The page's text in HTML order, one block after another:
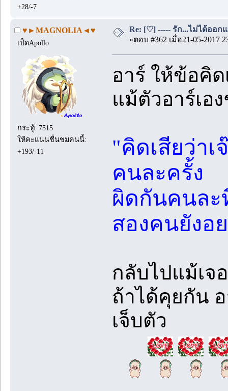
+28/-7
♥►MAGNOLIA◄♥
เป็ดApollo
กระทู้: 7515
ให้คะแนนชื่นชมคนนี้:
+193/-11
Re: [♡] ----- รัก...ไม่ได้ออกแ
«ตอบ #362 เมื่อ21-05-2017
อาร์ ให้ข้อคิ
แม้ตัวอาร์เอ
"คิดเสียว่า
คนละครั้ง
ผิดกันคนละ
สองคนยังอ
กลับไปแม้เจ
ถ้าได้คุยกัน
เจ็บตัว